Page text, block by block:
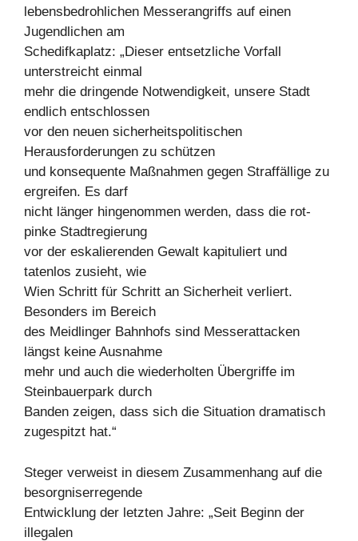
lebensbedrohlichen Messerangriffs auf einen
Jugendlichen am
Schedifkaplatz: „Dieser entsetzliche Vorfall
unterstreicht einmal
mehr die dringende Notwendigkeit, unsere Stadt
endlich entschlossen
vor den neuen sicherheitspolitischen
Herausforderungen zu schützen
und konsequente Maßnahmen gegen Straffällige zu
ergreifen. Es darf
nicht länger hingenommen werden, dass die rot-
pinke Stadtregierung
vor der eskalierenden Gewalt kapituliert und
tatenlos zusieht, wie
Wien Schritt für Schritt an Sicherheit verliert.
Besonders im Bereich
des Meidlinger Bahnhofs sind Messerattacken
längst keine Ausnahme
mehr und auch die wiederholten Übergriffe im
Steinbauerpark durch
Banden zeigen, dass sich die Situation dramatisch
zugespitzt hat.“
Steger verweist in diesem Zusammenhang auf die
besorgniserregende
Entwicklung der letzten Jahre: „Seit Beginn der
illegalen